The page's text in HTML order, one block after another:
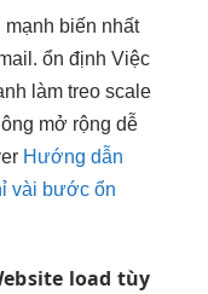
mạnh biến nhất
ổn định Việc
làm treo scale
mở rộng dễ
Hướng dẫn
vài bước ổn
load tùy